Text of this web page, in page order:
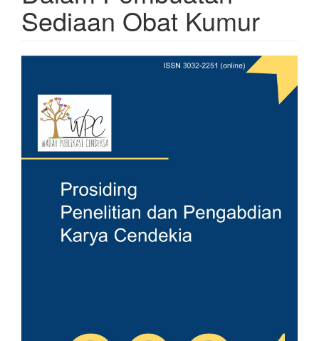
Sediaan Obat Kumur
Article
Sidebar